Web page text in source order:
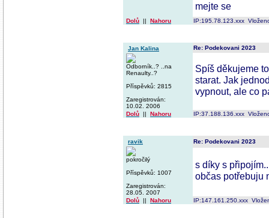
mejte se
Dolů || Nahoru IP:195.78.123.xxx
Jan Kalina
Odborník..? ..na
Renaulty..?
Příspěvků: 2815
Zaregistrován:
10.02. 2006
Re: Podekovani 2023
Spíš děkujeme
starat. Jak
vypnout, ale co
Dolů || Nahoru IP:37.188.136.xxx
ravik
pokročilý
Příspěvků: 1007
Zaregistrován:
28.05. 2007
Re: Podekovani 2023
s díky s
občas potřebuju
Dolů || Nahoru IP:147.161.250.xxx